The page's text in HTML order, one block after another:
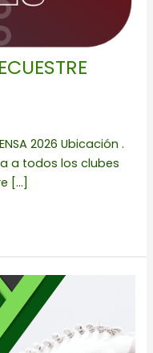
2026 Ubicación .
a todos los clubes
[…]